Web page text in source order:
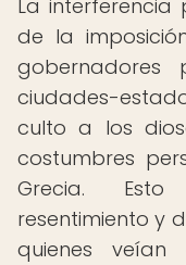
La
de la
gobernadores
ciudades-
culto a los
costumbres
Grecia.
resentimiento y
quienes